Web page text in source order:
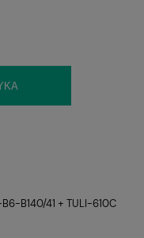
B140/41 + TULI-610C